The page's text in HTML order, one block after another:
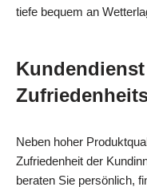
tiefe bequem an
Neben hoher
Zufriedenheit der
beraten Sie persönlich,